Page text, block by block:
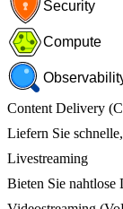
Security
Compute
Content Delivery
Liefern Sie
Livestreaming
Bieten Sie nahtlose